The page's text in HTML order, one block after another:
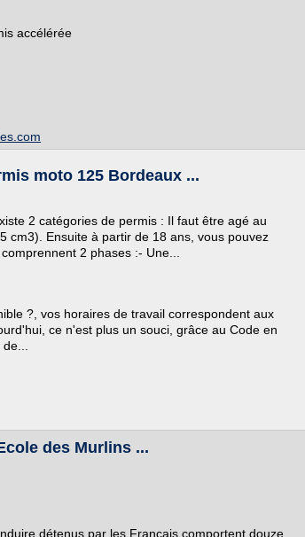
accélérée
moto 125 Bordeaux ...
2 catégories de permis : Il faut être agé au
cm3). Ensuite à partir de 18 ans, vous pouvez
2 phases :- Une...
?, vos horaires de travail correspondent aux
ce n'est plus un souci, grâce au Code en
des Murlins ...
détenus par les Français comportent douze